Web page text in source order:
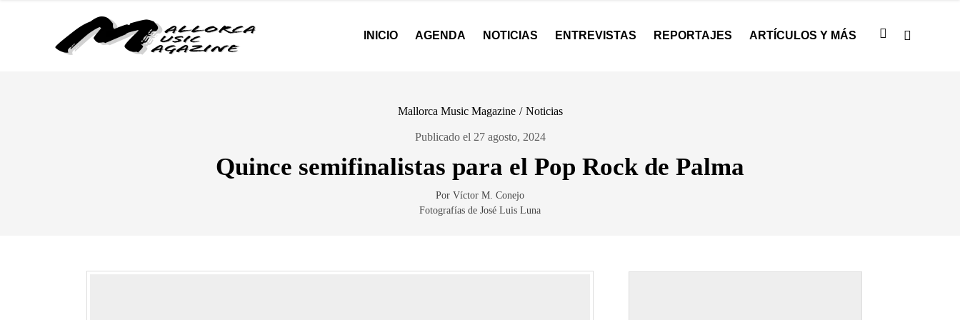
INICIO AGENDA NOTICIAS ENTREVISTAS REPORTAJES ARTÍCULOS Y MÁS
Mallorca Music Magazine / Noticias
Publicado el 27 agosto, 2024
Quince semifinalistas para el Pop Rock de Palma
Por Víctor M. Conejo
Fotografías de José Luis Luna